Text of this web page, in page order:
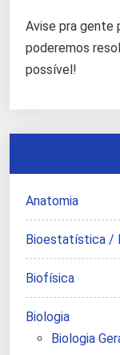
Avise pra gente
poderemos
possível!
Anatomia
Bioestatística /
Biofísica
Biologia
Biologia